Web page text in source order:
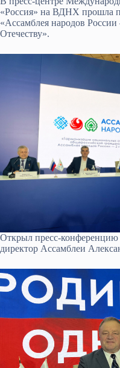
«Россия» на ВДНХ прошла
«Ассамблея народов
Отечеству».
Открыл пресс-конференцию
директор Ассамблеи